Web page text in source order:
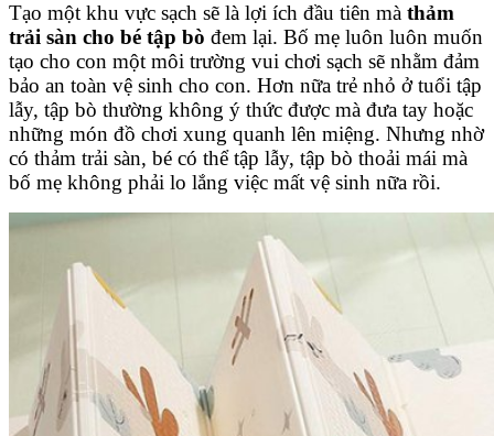
Tạo một khu vực sạch sẽ là lợi ích đầu tiên mà thảm
trải sàn cho bé tập bò đem lại. Bố mẹ luôn luôn muốn
tạo cho con một môi trường vui chơi sạch sẽ nhằm đảm
bảo an toàn vệ sinh cho con. Hơn nữa trẻ nhỏ ở tuổi tập
lẫy, tập bò thường không ý thức được mà đưa tay hoặc
những món đồ chơi xung quanh lên miệng. Nhưng nhờ
có thảm trải sàn, bé có thể tập lẫy, tập bò thoải mái mà
bố mẹ không phải lo lắng việc mất vệ sinh nữa rồi.